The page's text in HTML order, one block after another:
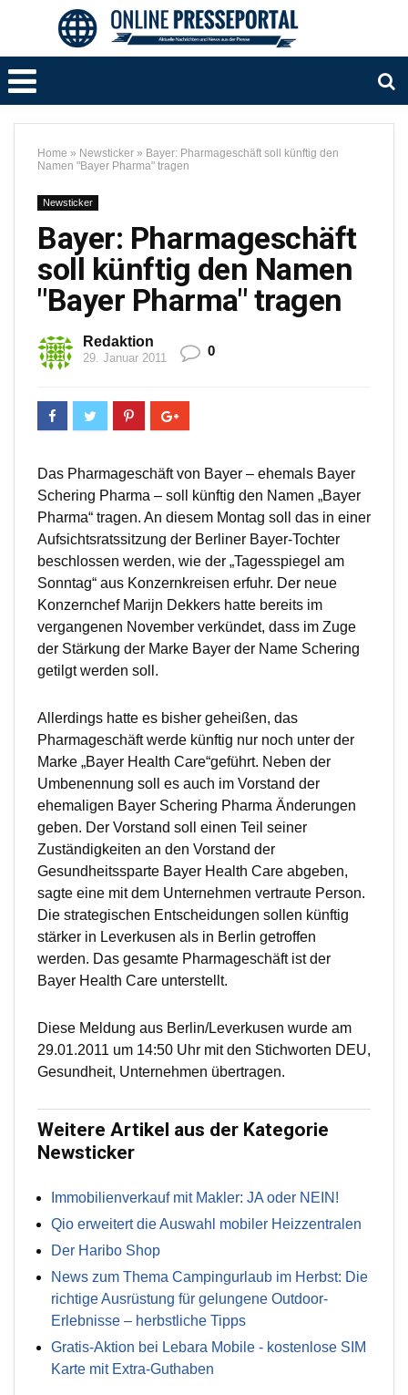
Home » Newsticker » Bayer: Pharmageschäft soll künftig den
Namen "Bayer Pharma" tragen
Newsticker
Bayer: Pharmageschäft
soll künftig den Namen
"Bayer Pharma" tragen
Redaktion
29. Januar 2011 0
Das Pharmageschäft von Bayer – ehemals Bayer
Schering Pharma – soll künftig den Namen „Bayer
Pharma“ tragen. An diesem Montag soll das in einer
Aufsichtsratssitzung der Berliner Bayer-Tochter
beschlossen werden, wie der „Tagesspiegel am
Sonntag“ aus Konzernkreisen erfuhr. Der neue
Konzernchef Marijn Dekkers hatte bereits im
vergangenen November verkündet, dass im Zuge
der Stärkung der Marke Bayer der Name Schering
getilgt werden soll.
Allerdings hatte es bisher geheißen, das
Pharmageschäft werde künftig nur noch unter der
Marke „Bayer Health Care“geführt. Neben der
Umbenennung soll es auch im Vorstand der
ehemaligen Bayer Schering Pharma Änderungen
geben. Der Vorstand soll einen Teil seiner
Zuständigkeiten an den Vorstand der
Gesundheitssparte Bayer Health Care abgeben,
sagte eine mit dem Unternehmen vertraute Person.
Die strategischen Entscheidungen sollen künftig
stärker in Leverkusen als in Berlin getroffen
werden. Das gesamte Pharmageschäft ist der
Bayer Health Care unterstellt.
Diese Meldung aus Berlin/Leverkusen wurde am
29.01.2011 um 14:50 Uhr mit den Stichworten DEU,
Gesundheit, Unternehmen übertragen.
Weitere Artikel aus der Kategorie
Newsticker
Immobilienverkauf mit Makler: JA oder NEIN!
Qio erweitert die Auswahl mobiler Heizzentralen
Der Haribo Shop
News zum Thema Campingurlaub im Herbst: Die
richtige Ausrüstung für gelungene Outdoor-
Erlebnisse – herbstliche Tipps
Gratis-Aktion bei Lebara Mobile - kostenlose SIM
Karte mit Extra-Guthaben